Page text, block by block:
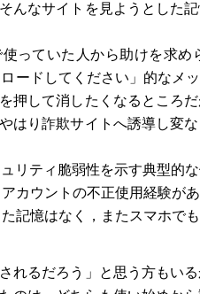
なサイトを見ようとした
っていた人から助けを求め
ードしてください」的なメ
押して消したくなるところ
り詐欺サイトへ誘導し変
リティ脆弱性を示す典型的
カウントの不正使用経験が
記憶はなく，またスマホで
るだろう」と思う方もい